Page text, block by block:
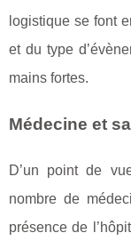
logistique se font
et du type
mains fortes.
Médecine et
D’un point de
nombre de
présence de